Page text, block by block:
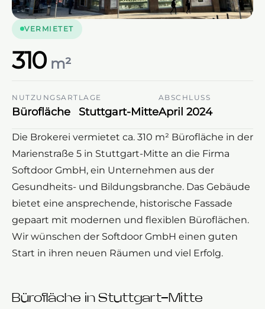
VERMIETET
310 m²
NUTZUNGSART
Bürofläche
LAGE
Stuttgart-Mitte
ABSCHLUSS
April 2024
Die Brokerei vermietet ca. 310 m² Bürofläche in der
Marienstraße 5 in Stuttgart-Mitte an die Firma
Softdoor GmbH, ein Unternehmen aus der
Gesundheits- und Bildungsbranche. Das Gebäude
bietet eine ansprechende, historische Fassade
gepaart mit modernen und flexiblen Büroflächen.
Wir wünschen der Softdoor GmbH einen guten
Start in ihren neuen Räumen und viel Erfolg.
Bürofläche in Stuttgart-Mitte